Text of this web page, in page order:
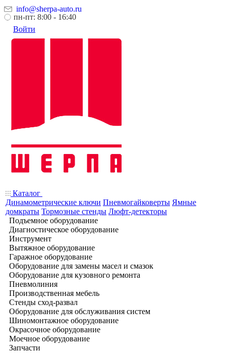
info@sherpa-auto.ru
пн-пт: 8:00 - 16:40
Войти
Каталог
Динамометрические ключи Пневмогайковерты Ямные
домкраты Тормозные стенды Люфт-детекторы
Подъемное оборудование
Диагностическое оборудование
Инструмент
Вытяжное оборудование
Гаражное оборудование
Оборудование для замены масел и смазок
Оборудование для кузовного ремонта
Пневмолиния
Производственная мебель
Стенды сход-развал
Оборудование для обслуживания систем
Шиномонтажное оборудование
Окрасочное оборудование
Моечное оборудование
Запчасти